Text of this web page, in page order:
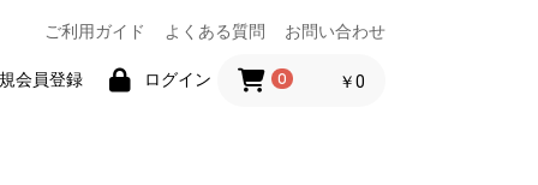
ご利用ガイド よくある質問 お問い合わせ
会員登録 ログイン 0 ￥0